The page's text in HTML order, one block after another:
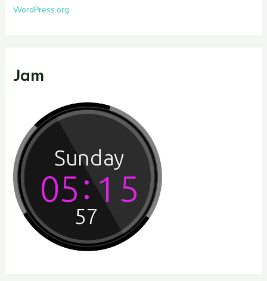
WordPress.org
Jam